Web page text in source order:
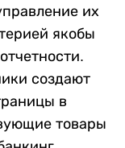
их
якобы
создают
в
товары